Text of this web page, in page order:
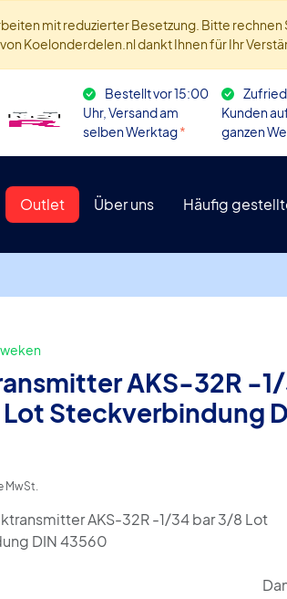
mit reduzierter Besetzung. Bitte
Koelonderdelen.nl dankt Ihnen für Ihr
Bestellt vor 15:00
Uhr, Versand am
selben Werktag*
Kunden
ganzen
Outlet Über uns Häufig
AKS-32R -
Steckverbindung
MwSt.
AKS-32R -1/34 bar 3/8 Lot
DIN 43560